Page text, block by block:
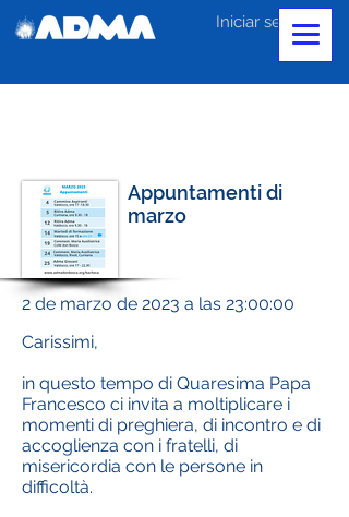
Iniciar sesión
Appuntamenti di
marzo
2 de marzo de 2023 a las 23:00:00
Carissimi,
in questo tempo di Quaresima Papa
Francesco ci invita a moltiplicare i
momenti di preghiera, di incontro e di
accoglienza con i fratelli, di
misericordia con le persone in
difficoltà.